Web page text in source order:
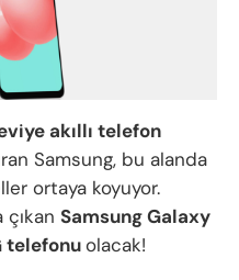
akıllı telefon
Samsung, bu alanda
ortaya koyuyor.
Samsung Galaxy
telefonuolacak!